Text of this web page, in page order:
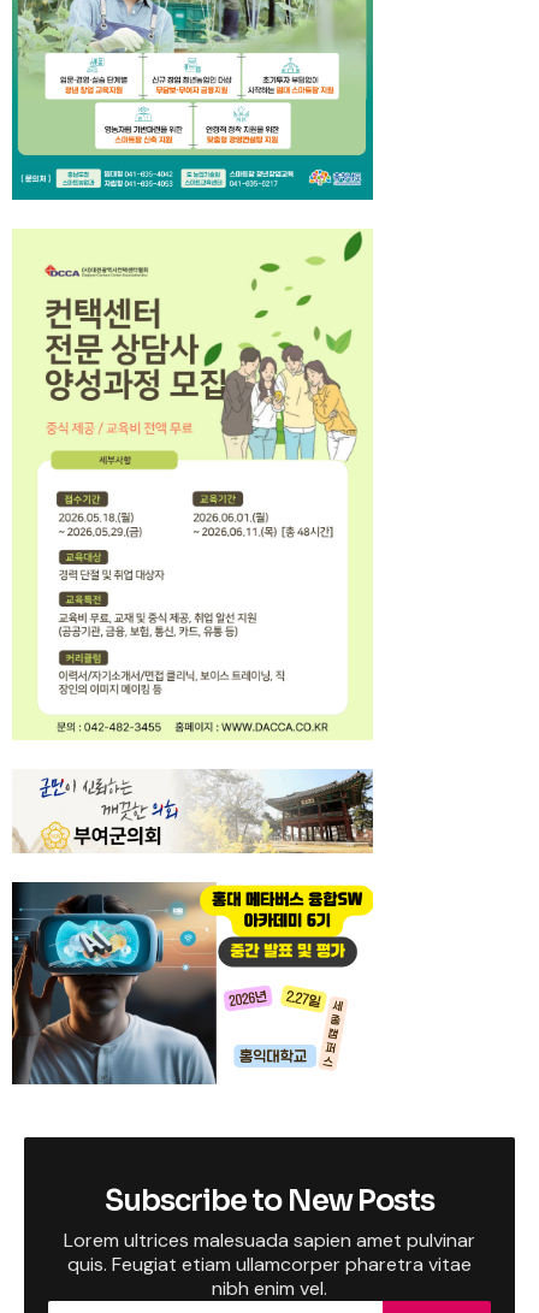
Subscribe to New Posts
Lorem ultrices malesuada sapien amet pulvinar
quis. Feugiat etiam ullamcorper pharetra vitae
nibh enim vel.